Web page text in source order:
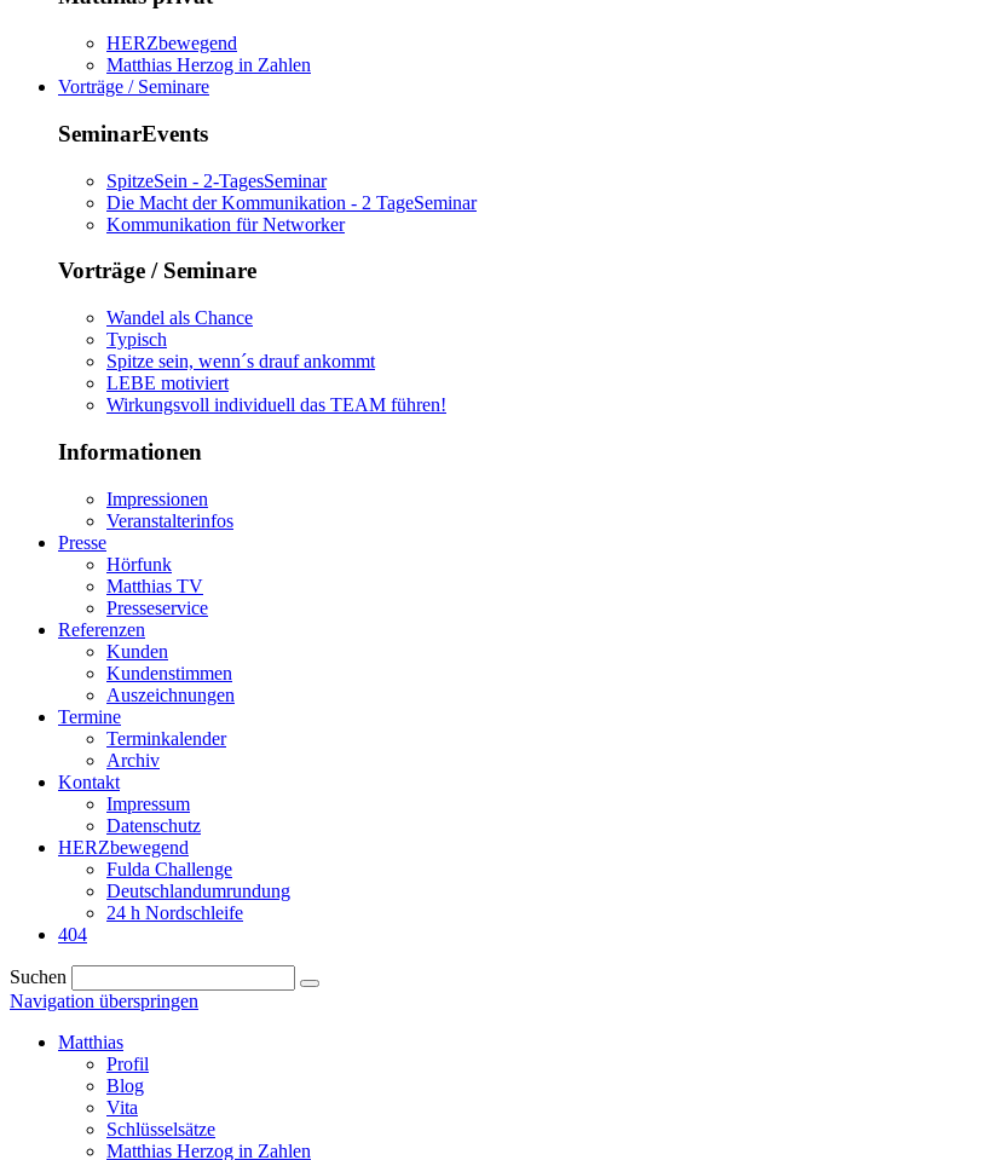
HERZbewegend
Matthias Herzog in Zahlen
Vorträge / Seminare
SeminarEvents
SpitzeSein - 2-TagesSeminar
Die Macht der Kommunikation - 2 TageSeminar
Kommunikation für Networker
Vorträge / Seminare
Wandel als Chance
Typisch
Spitze sein, wenn´s drauf ankommt
LEBE motiviert
Wirkungsvoll individuell das TEAM führen!
Informationen
Impressionen
Veranstalterinfos
Presse
Hörfunk
Matthias TV
Presseservice
Referenzen
Kunden
Kundenstimmen
Auszeichnungen
Termine
Terminkalender
Archiv
Kontakt
Impressum
Datenschutz
HERZbewegend
Fulda Challenge
Deutschlandumrundung
24 h Nordschleife
404
Suchen
Navigation überspringen
Matthias
Profil
Blog
Vita
Schlüsselsätze
Matthias Herzog in Zahlen